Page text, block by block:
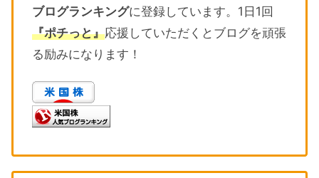
ブログランキングに登録しています。1日1回
『ポチっと』応援していただくとブログを頑張
る励みになります！